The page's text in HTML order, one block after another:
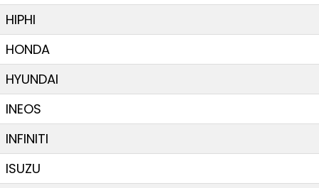
HIPHI
HONDA
HYUNDAI
INEOS
INFINITI
ISUZU